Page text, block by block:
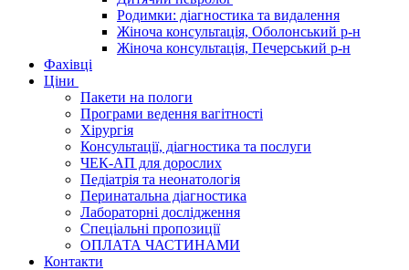
Родимки: діагностика та видалення
Жіноча консультація, Оболонський р-н
Жіноча консультація, Печерський р-н
Фахівці
Ціни
Пакети на пологи
Програми ведення вагітності
Хірургія
Консультації, діагностика та послуги
ЧЕК-АП для дорослих
Педіатрія та неонатологія
Перинатальна діагностика
Лабораторні дослідження
Спеціальні пропозиції
ОПЛАТА ЧАСТИНАМИ
Контакти